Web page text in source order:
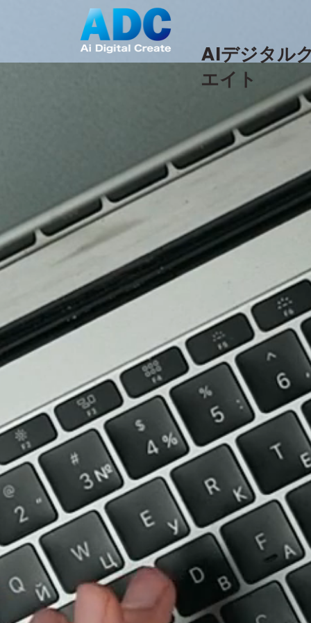
AIデジタル
エイト